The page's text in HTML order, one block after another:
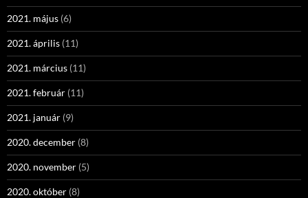
2021. május (6)
2021. április (11)
2021. március (11)
2021. február (11)
2021. január (9)
2020. december (8)
2020. november (5)
2020. október (8)